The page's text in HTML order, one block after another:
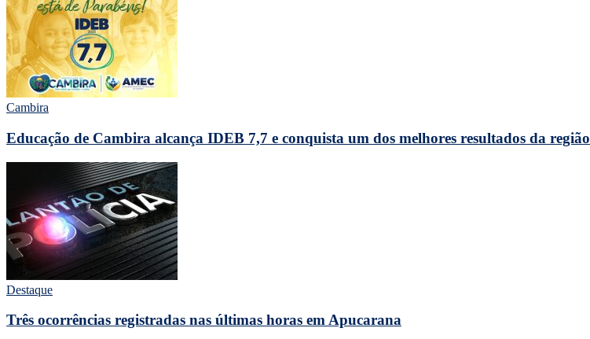
Cambira
Educação de Cambira alcança IDEB 7,7 e conquista um dos melhores resultados da região
Destaque
Três ocorrências registradas nas últimas horas em Apucarana